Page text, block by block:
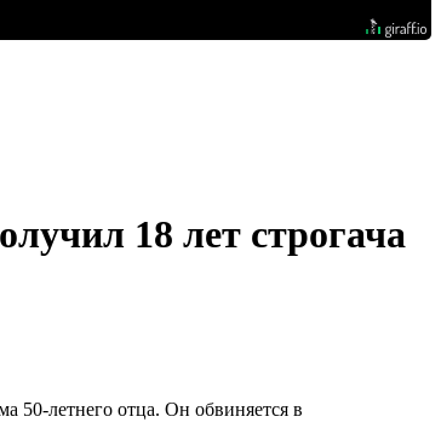
18 лет строгача
50-летнего отца. Он обвиняется в